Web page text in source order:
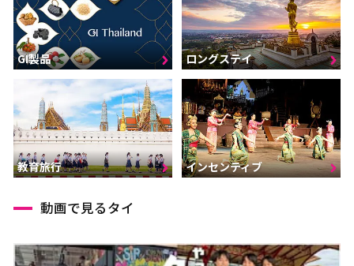
GI製品 ロングステイ
教育旅行 インセンティブ
動画で見るタイ